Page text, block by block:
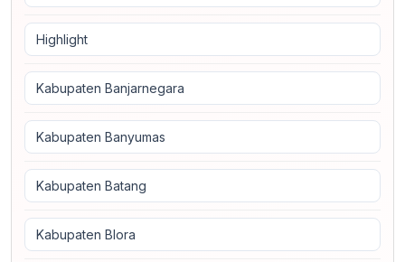
Highlight
Kabupaten Banjarnegara
Kabupaten Banyumas
Kabupaten Batang
Kabupaten Blora